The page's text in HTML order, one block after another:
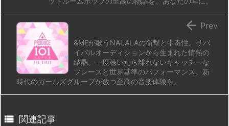
&MEが歌うNALALAの衝撃と中毒性。サバ
イバルオーディションから生まれた情熱の
結晶。一度聴いたら離れないキャッチーな
フレーズと世界基準のパフォーマンス。新
時代のガールズグループが放つ至高の音楽体験を。
 Prev
 関連記事